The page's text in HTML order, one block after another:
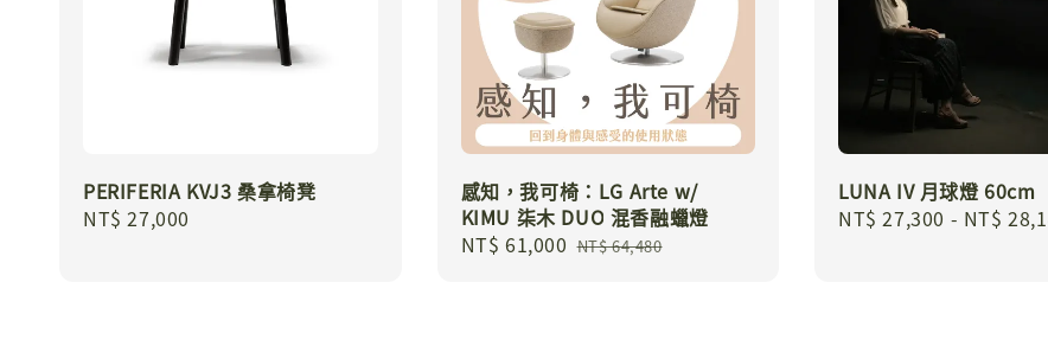
PERIFERIA KVJ3 桑拿椅凳
Regular
NT$ 27,000
感知，我可椅：LG Arte w/
KIMU 柒木 DUO 混香融蠟燈
Sale
NT$ 61,000 Regular
NT$ 64,480
LUNA IV 月球燈 60cm
Regular
NT$ 27,300 - NT$